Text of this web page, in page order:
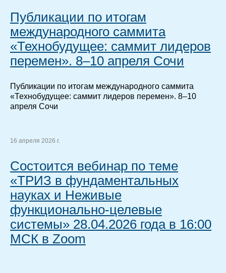
Публикации по итогам
международного саммита
«Технобудущее: саммит лидеров
перемен». 8–10 апреля Сочи
Публикации по итогам международного саммита
«Технобудущее: саммит лидеров перемен». 8–10
апреля Сочи
16 апреля 2026 г.
Cостоится вебинар по теме
«ТРИЗ в фундаментальных
науках и Неживые
функционально-целевые
системы» 28.04.2026 года в 16:00
МСК в Zoom